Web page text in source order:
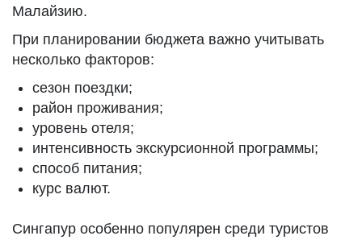
Малайзию.
При планировании бюджета важно учитывать
несколько факторов:
сезон поездки;
район проживания;
уровень отеля;
интенсивность экскурсионной программы;
способ питания;
курс валют.
Сингапур особенно популярен среди туристов